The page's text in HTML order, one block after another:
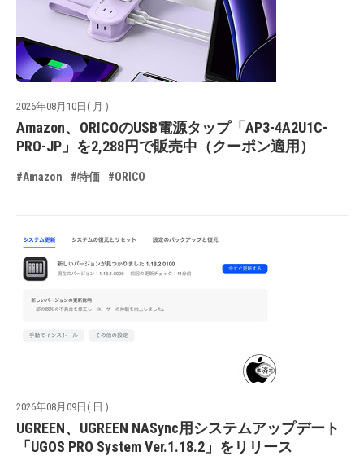
2026年08月10日( 月 )
Amazon、ORICOのUSB電源タップ「AP3-4A2U1C-
PRO-JP」を2,288円で販売中（クーポン適用）
#Amazon #特価 #ORICO
2026年08月09日( 日 )
UGREEN、UGREEN NASync用システムアップデート
「UGOS PRO System Ver.1.18.2」をリリース